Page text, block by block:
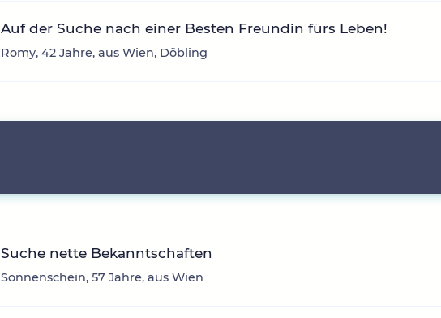
Auf der Suche nach einer Besten Freundin fürs Leben!
Romy, 42 Jahre, aus Wien, Döbling
Suche nette Bekanntschaften
Sonnenschein, 57 Jahre, aus Wien